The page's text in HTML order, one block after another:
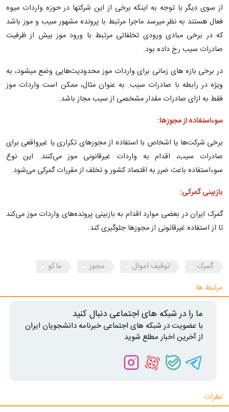
از سوی دیگر با توجه به اینکه برخی از این شرکتها در حوزه واردات میوه
فعال هستند به نظر میرسد ماجرا مرتبط با پرونده مشهور سیب و موز باشد
که در برخی مبادی ورودی تخلفاتی مرتبط با ورود موز بیش از ظرفیت
صادرات سیب رخ داده بود.
در برخی بازه های زمانی برای واردات موز محدودیت‌هایی وضع میشود، به
ویژه در رابطه با صادرات سیب. به عنوان مثال، ممکن است واردات موز
فقط به ازای صادرات مقدار مشخصی از سیب مجاز باشد.
سوءاستفاده از مجوزها:
برخی شرکت‌ها یا اشخاص با استفاده از مجوزهای تکراری یا غیرواقعی برای
صادرات سیب، اقدام به واردات غیرقانونی موز می‌کنند. این نوع
سوءاستفاده باعث ضرر به اقتصاد کشور و تخلف از مقررات گمرکی می‌شود.
بازبینی گمرکی:
گمرک ایران در بعضی موارد اقدام به بازبینی پرونده‌های واردات موز می‌کند
تا از استفاده غیرقانونی از مجوزها جلوگیری کند.
گمرک توقیف اموال مجوز
ماکو
مرتبط ها
ما را در شبکه های اجتماعی دنبال کنید
با عضویت در شبکه های اجتماعی خبرنامه دانشجویان ایران
از آخرین اخبار مطلع شوید
نظرات